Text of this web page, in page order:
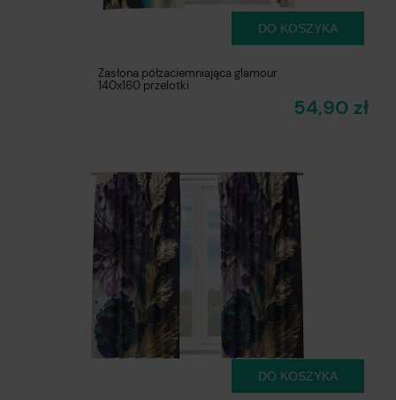
Zasłona półzaciemniająca glamour
140x160 przelotki
54,90 zł
DO KOSZYKA
DO KOSZYKA